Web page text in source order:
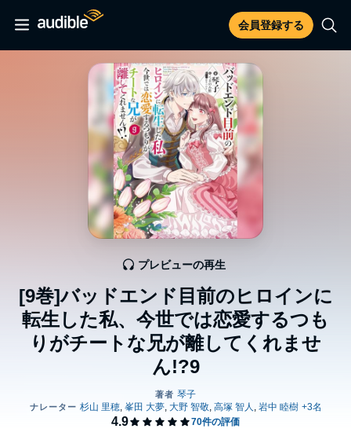
会員登録する
[9巻]バッドエンド目前のヒロインに
転生した私、今世では恋愛するつも
りがチートな兄が離してくれませ
ん!?9
プレビューの再生